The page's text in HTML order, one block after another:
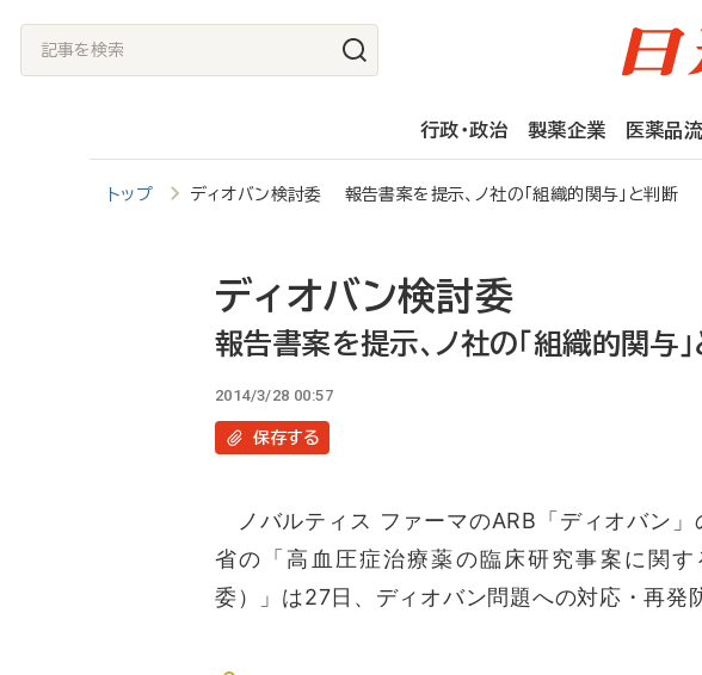
記
事
行政・政治 製薬企業 医薬品
トップ ディオバン検討委 報告書案を提示、ノ社の「組織的関与」と判断
ディオバン検討委
報告書案を提示、ノ社の「組織的関与
2014/3/28 00:57
保存する
ノバルティス ファーマのARB「ディオバン」
省の「高血圧症治療薬の臨床研究事案に関
委）」は27日、ディオバン問題への対応・再発